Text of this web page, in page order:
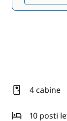
4 cabine
10 posti